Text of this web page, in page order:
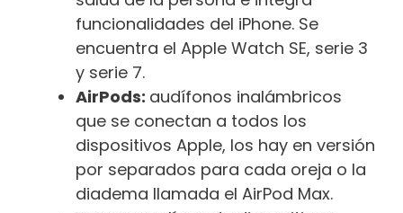
funcionalidades del iPhone. Se
encuentra el Apple Watch SE, serie 3
y serie 7.
AirPods: audífonos inalámbricos
que se conectan a todos los
dispositivos Apple, los hay en versión
por separados para cada oreja o la
diadema llamada el AirPod Max.